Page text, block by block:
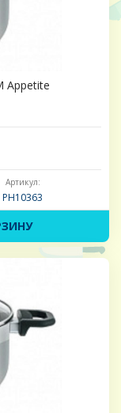
Appetite
Артикул:
PH10363